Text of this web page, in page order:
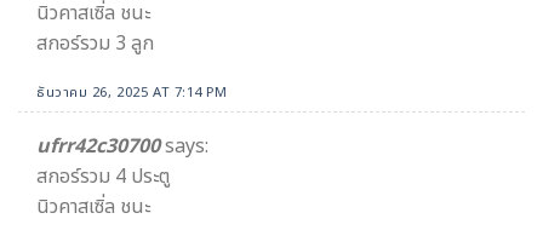
นิวคาสเซิ่ล ชนะ
สกอร์รวม 3 ลูก
ธันวาคม 26, 2025 AT 7:14 PM
ufrr42c30700says:
สกอร์รวม 4 ประตู
นิวคาสเซิ่ล ชนะ